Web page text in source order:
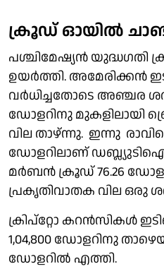
ക്രൂഡ് ഓയിൽ
പശ്ചിമേഷ്യൻ യുദ്ധഗതി
ഉയർത്തി. അമേരിക്കൻ
വർധിച്ചതോടെ അഞ്ചര
ഡോളറിനു മുകളിലായി
വില താഴ്ന്നു. ഇന്നു
ഡോളറിലാണ് ഡബ്ല്യുടിഐ
മർബൻ ക്രൂഡ് 76.26
പ്രകൃതിവാതക വില ഒരു
ക്രിപ്റ്റോ കറൻസികൾ
1,04,800 ഡോളറിനു
ഡോളറിൽ എത്തി.